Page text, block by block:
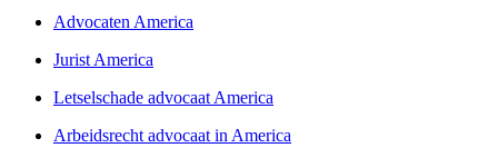
Advocaten America
Jurist America
Letselschade advocaat America
Arbeidsrecht advocaat in America